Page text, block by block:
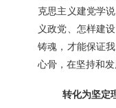
克思主义建党学
义政党、怎样建
铸魂，才能保证
心骨，在坚持和
转化为坚定